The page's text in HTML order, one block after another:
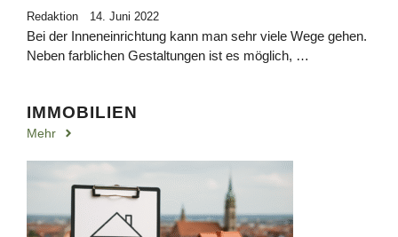
Redaktion 14. Juni 2022
Bei der Inneneinrichtung kann man sehr viele Wege gehen.
Neben farblichen Gestaltungen ist es möglich, …
IMMOBILIEN
Mehr